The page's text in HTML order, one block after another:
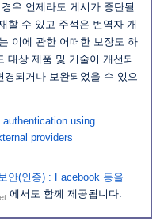
우 언제라도 게시가 중단될
할 수 있고 주석은 번역자 개
이에 관한 어떠한 보장도 하
대상 제품 및 기술이 개선되
되거나 보완되었을 수 있으
authentication using
providers
안(인증) : Facebook 등을
에서도 함께 제공됩니다.